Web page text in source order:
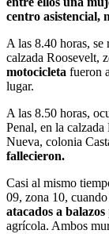
centro asistencial,
A las 8.40 horas, se
calzada Roosevelt,
motocicleta fueron
lugar.
A las 8.50 horas,
Penal, en la
Nueva, colonia
fallecieron.
Casi al mismo
09, zona 10, cuando
atacados a balazos
agrícola. Ambos